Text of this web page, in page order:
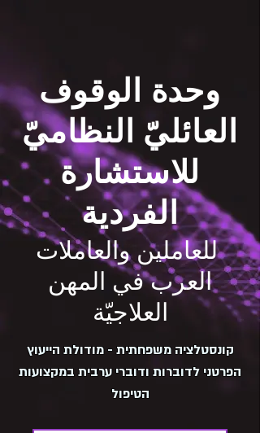
وحدة الوقوف
العائليّ النظاميّ
للاستشارة
الفردية
للعاملين والعاملات
العرب في المهن
العلاجيّة
קונסטלציה משפחתית - מודולת הייעוץ
הפרטני לדוברות ודוברי ערבית במקצועות
הטיפול